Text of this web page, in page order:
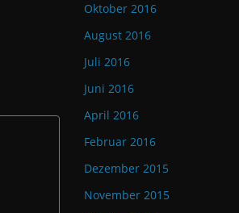
Oktober 2016
August 2016
Juli 2016
Juni 2016
April 2016
Februar 2016
Dezember 2015
November 2015